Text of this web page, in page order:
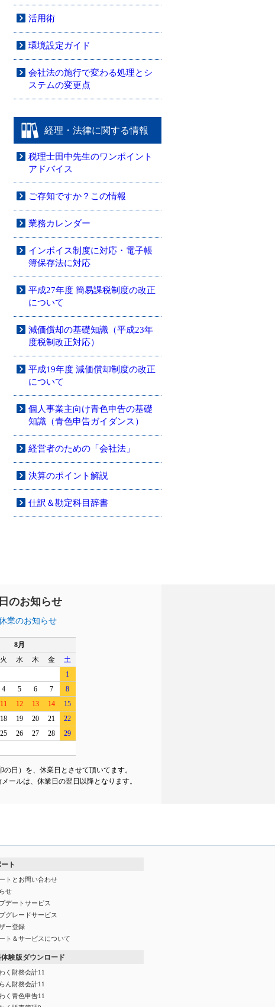
活用術
環境設定ガイド
会社法の施行で変わる処理とシ
ステムの変更点
経理・法律に関する情報
税理士田中先生のワンポイント
アドバイス
ご存知ですか？この情報
業務カレンダー
インボイス制度に対応・電子帳
簿保存法に対応
平成27年度 簡易課税制度の改正
について
減価償却の基礎知識（平成23年
度税制改正対応）
平成19年度 減価償却制度の改正
について
個人事業主向け青色申告の基礎
知識（青色申告ガイダンス）
経営者のための「会社法」
決算のポイント解説
仕訳＆勘定科目辞書
のお知らせ
業のお知らせ
8月
火 水 木 金
土
1
4 5 6 7
8
11 12 13 14
15
18 19 20 21
22
25 26 27 28
29
の日）を、休業日とさせて頂いてます。
ールは、休業日の翌日以降となります。
ト
トとお問い合わせ
せ
デートサービス
グレードサービス
ー登録
ト＆サービスについて
験版ダウンロード
く財務会計11
ん財務会計11
く青色申告11